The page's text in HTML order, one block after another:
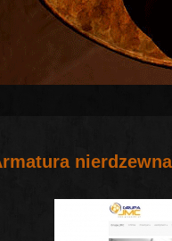
Armatura